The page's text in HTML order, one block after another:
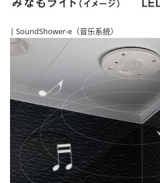
| SoundShower-e（音乐系统）